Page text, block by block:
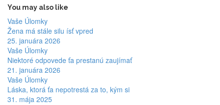
You may also like
Vaše Úlomky
Žena má stále silu ísť vpred
25. januára 2026
Vaše Úlomky
Niektoré odpovede ťa prestanú zaujímať
21. januára 2026
Vaše Úlomky
Láska, ktorá ťa nepotrestá za to, kým si
31. mája 2025